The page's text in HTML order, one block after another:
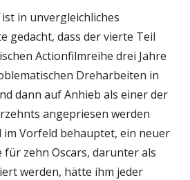
ist in unvergleichliches
gedacht, dass der vierte Teil
Actionfilmreihe drei Jahre
Dreharbeiten in
dann auf Anhieb als einer der
angepriesen werden
im Vorfeld behauptet, ein neuer
für zehn Oscars, darunter als
werden, hätte ihm jeder